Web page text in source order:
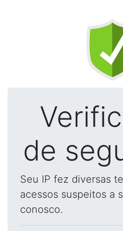
de
Seu IP fez diversas
acessos suspeitos a
conosco.